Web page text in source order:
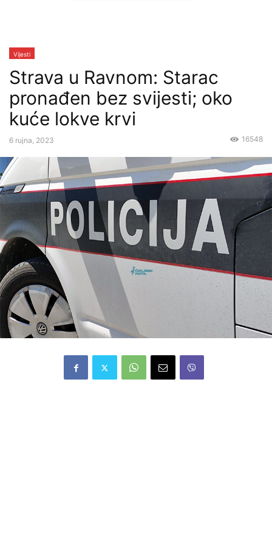
Vijesti
Strava u Ravnom: Starac
pronađen bez svijesti; oko
kuće lokve krvi
6 rujna, 2023 16548